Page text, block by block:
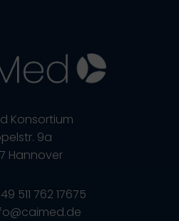
Konsortium
9a
Hannover
511 762 17675